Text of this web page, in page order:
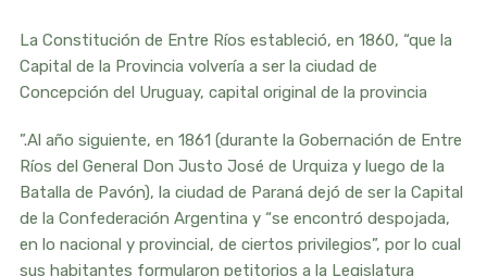
La Constitución de Entre Ríos estableció, en 1860, “que la
Capital de la Provincia volvería a ser la ciudad de
Concepción del Uruguay, capital original de la provincia
”.Al año siguiente, en 1861 (durante la Gobernación de Entre
Ríos del General Don Justo José de Urquiza y luego de la
Batalla de Pavón), la ciudad de Paraná dejó de ser la Capital
de la Confederación Argentina y “se encontró despojada,
en lo nacional y provincial, de ciertos privilegios”, por lo cual
sus habitantes formularon petitorios a la Legislatura